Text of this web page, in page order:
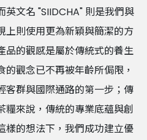
文名 "SIIDCHA" 則是我們與
上則使用更為新穎與簡潔的方
品的觀感是屬於傳統式的養生
觀念已不再被年齡所侷限，
客群與國際通路的第一步；傳
糧來說，傳統的專業底蘊與創
樣的想法下，我們成功建立優